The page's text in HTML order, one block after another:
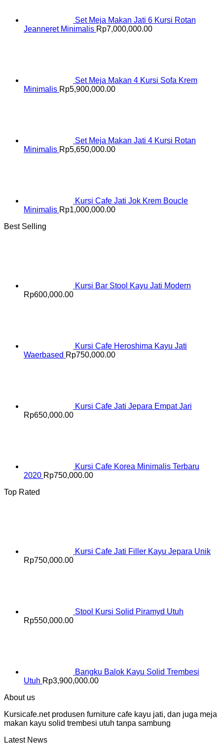
Set Meja Makan Jati 6 Kursi Rotan
Jeanneret Minimalis Rp7,000,000.00
Set Meja Makan 4 Kursi Sofa Krem
Minimalis Rp5,900,000.00
Set Meja Makan Jati 4 Kursi Rotan
Minimalis Rp5,650,000.00
Kursi Cafe Jati Jok Krem Boucle
Minimalis Rp1,000,000.00
Best Selling
Kursi Bar Stool Kayu Jati Modern
Rp600,000.00
Kursi Cafe Heroshima Kayu Jati
Waerbased Rp750,000.00
Kursi Cafe Jati Jepara Empat Jari
Rp650,000.00
Kursi Cafe Korea Minimalis Terbaru
2020 Rp750,000.00
Top Rated
Kursi Cafe Jati Filler Kayu Jepara Unik
Rp750,000.00
Stool Kursi Solid Piramyd Utuh
Rp550,000.00
Bangku Balok Kayu Solid Trembesi
Utuh Rp3,900,000.00
About us
Kursicafe.net produsen furniture cafe kayu jati, dan juga meja
makan kayu solid trembesi utuh tanpa sambung
Latest News